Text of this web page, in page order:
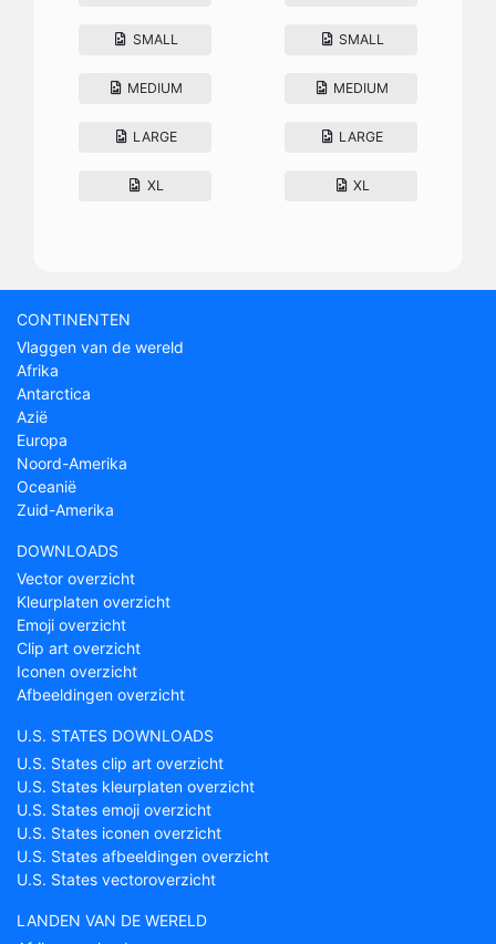
SMALL
MEDIUM
LARGE
XL
SMALL
MEDIUM
LARGE
XL
CONTINENTEN
Vlaggen van de wereld
Afrika
Antarctica
Azië
Europa
Noord-Amerika
Oceanië
Zuid-Amerika
DOWNLOADS
Vector overzicht
Kleurplaten overzicht
Emoji overzicht
Clip art overzicht
Iconen overzicht
Afbeeldingen overzicht
U.S. STATES DOWNLOADS
U.S. States clip art overzicht
U.S. States kleurplaten overzicht
U.S. States emoji overzicht
U.S. States iconen overzicht
U.S. States afbeeldingen overzicht
U.S. States vectoroverzicht
LANDEN VAN DE WERELD